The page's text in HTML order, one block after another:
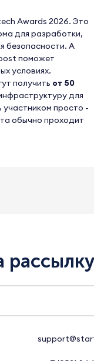
Awards 2026. Это
для разработки,
безопасности. А
поможет
условиях.
получить от 50
для
участником просто -
обычно проходит
рассылку